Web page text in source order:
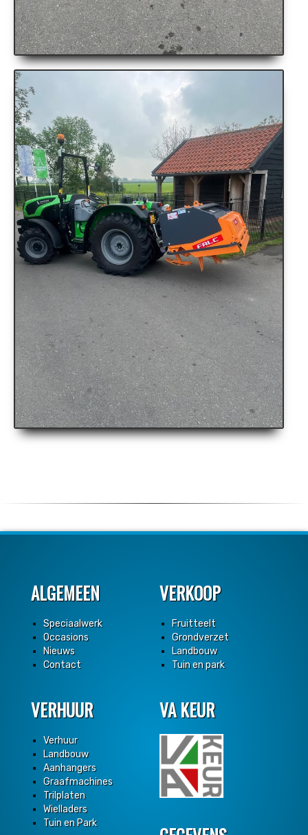
ALGEMEEN
Speciaalwerk
Occasions
Nieuws
Contact
VERKOOP
Fruitteelt
Grondverzet
Landbouw
Tuin en park
VERHUUR
Verhuur
Landbouw
Aanhangers
Graafmachines
Trilplaten
Wielladers
Tuin en Park
VA KEUR